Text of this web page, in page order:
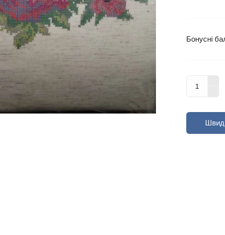
Бонусні